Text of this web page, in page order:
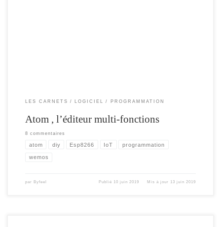
LES CARNETS LOGICIEL PROGRAMMATION
Atom , l’éditeur multi-fonctions
8 commentaires
atom diy Esp8266 IoT programmation
wemos
par Byfeel Publié 10 juin 2019 Mis à jour 13 juin 2019